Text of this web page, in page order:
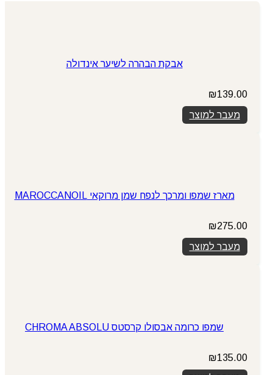
אבקת הבהרה לשיער אינדולה
₪139.00
מעבר למוצר
מארז שמפו ומרכך לנפח שמן מרוקאי MAROCCANOIL
₪275.00
מעבר למוצר
שמפו כרומה אבסולו קרסטס CHROMA ABSOLU
₪135.00